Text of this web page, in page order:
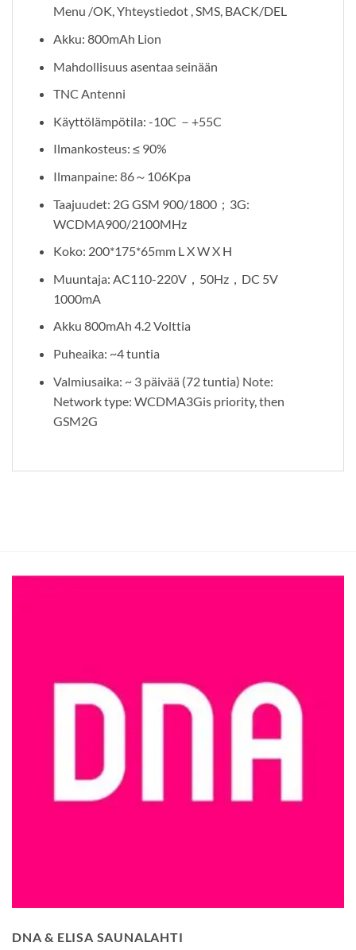
Menu /OK, Yhteystiedot , SMS, BACK/DEL
Akku: 800mAh Lion
Mahdollisuus asentaa seinään
TNC Antenni
Käyttölämpötila: -10C －+55C
Ilmankosteus: ≤ 90%
Ilmanpaine: 86～106Kpa
Taajuudet: 2G GSM 900/1800；3G:
WCDMA900/2100MHz
Koko: 200*175*65mm L X W X H
Muuntaja: AC110-220V，50Hz，DC 5V
1000mA
Akku 800mAh 4.2 Volttia
Puheaika: ~4 tuntia
Valmiusaika: ~ 3 päivää (72 tuntia) Note:
Network type: WCDMA3Gis priority, then
GSM2G
DNA & ELISA SAUNALAHTI